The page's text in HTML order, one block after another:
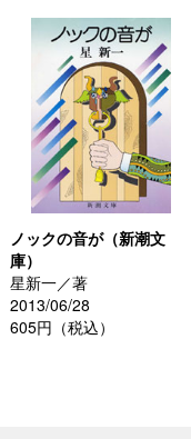
ノックの音が（新潮文
庫）
星新一／著
2013/06/28
605円（税込）